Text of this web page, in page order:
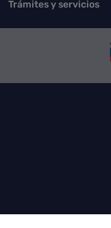
Trámites y servicios